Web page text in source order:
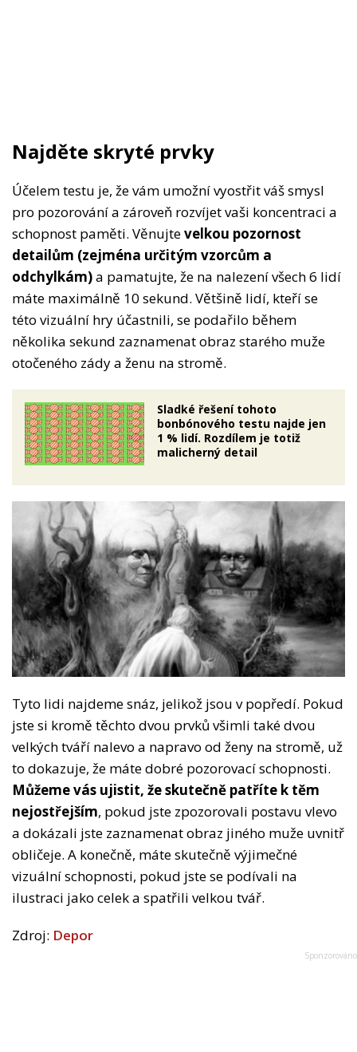
Najděte skryté prvky
Účelem testu je, že vám umožní vyostřit váš smysl
pro pozorování a zároveň rozvíjet vaši koncentraci a
schopnost paměti. Věnujtevelkou pozornost
detailům (zejména určitým vzorcům a
odchylkám)a pamatujte, že na nalezení všech 6 lidí
máte maximálně 10 sekund. Většině lidí, kteří se
této vizuální hry účastnili, se podařilo během
několika sekund zaznamenat obraz starého muže
otočeného zády a ženu na stromě.
Sladké řešení tohoto
bonbónového testu najde jen
1 % lidí. Rozdílem je totiž
malicherný detail
Tyto lidi najdeme snáz, jelikož jsou v popředí. Pokud
jste si kromě těchto dvou prvků všimli také dvou
velkých tváří nalevo a napravo od ženy na stromě, už
to dokazuje, že máte dobré pozorovací schopnosti.
Můžeme vás ujistit, že skutečně patříte k těm
nejostřejším, pokud jste zpozorovali postavu vlevo
a dokázali jste zaznamenat obraz jiného muže uvnitř
obličeje. A konečně, máte skutečně výjimečné
vizuální schopnosti, pokud jste se podívali na
ilustraci jako celek a spatřili velkou tvář.
Zdroj: Depor